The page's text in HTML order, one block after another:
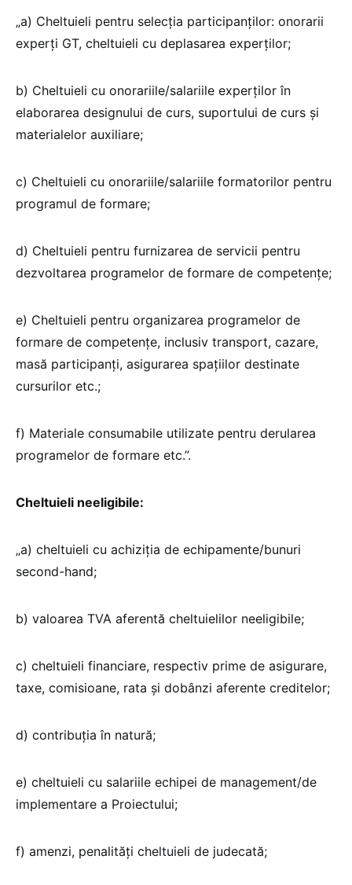
„a) Cheltuieli pentru selecția participanților: onorarii
experți GT, cheltuieli cu deplasarea experților;
b) Cheltuieli cu onorariile/salariile experților în
elaborarea designului de curs, suportului de curs și
materialelor auxiliare;
c) Cheltuieli cu onorariile/salariile formatorilor pentru
programul de formare;
d) Cheltuieli pentru furnizarea de servicii pentru
dezvoltarea programelor de formare de competențe;
e) Cheltuieli pentru organizarea programelor de
formare de competențe, inclusiv transport, cazare,
masă participanți, asigurarea spațiilor destinate
cursurilor etc.;
f) Materiale consumabile utilizate pentru derularea
programelor de formare etc.”.
Cheltuieli neeligibile:
„a) cheltuieli cu achiziția de echipamente/bunuri
second-hand;
b) valoarea TVA aferentă cheltuielilor neeligibile;
c) cheltuieli financiare, respectiv prime de asigurare,
taxe, comisioane, rata și dobânzi aferente creditelor;
d) contribuția în natură;
e) cheltuieli cu salariile echipei de management/de
implementare a Proiectului;
f) amenzi, penalități cheltuieli de judecată;